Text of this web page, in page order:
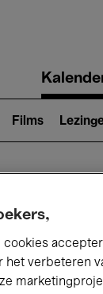
navigation
Films
cookies
het verbeteren